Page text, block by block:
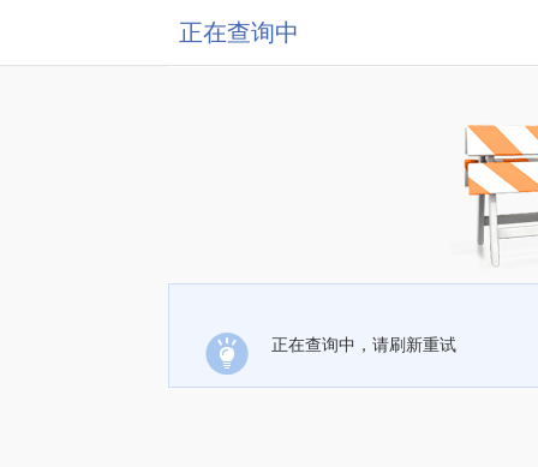
正在查询中
正在查询中，请刷新重试